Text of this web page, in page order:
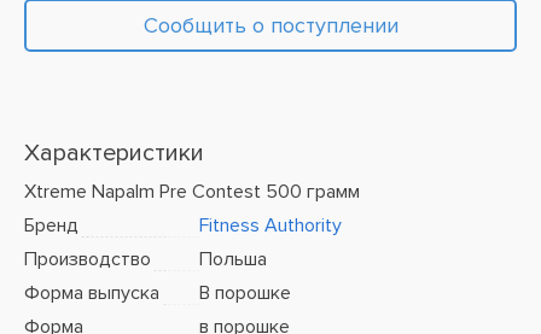
Сообщить о поступлении
Характеристики
Xtreme Napalm Pre Contest 500 грамм
Бренд
Fitness Authority
Производство
Польша
Форма выпуска
В порошке
Форма
в порошке